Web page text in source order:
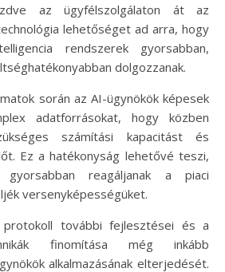
az ügyfélszolgálaton át az
lehetőséget ad arra, hogy
rendszerek gyorsabban,
dolgozzanak.
során az AI-ügynökök képesek
adatforrásokat, hogy közben
számítási kapacitást és
Ez a hatékonyság lehetővé teszi,
reagáljanak a piaci
versenyképességüket.
további fejlesztései és a
finomítása még inkább
alkalmazásának elterjedését.